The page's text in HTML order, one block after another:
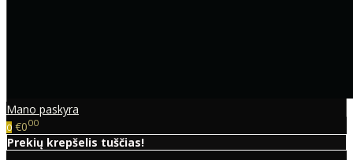
Mano paskyra
0 €000
Prekių krepšelis tuščias!